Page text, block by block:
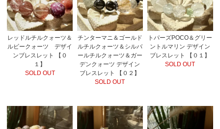
レッドルチルクォーツ＆
ルビークォーツ デザイ
ンブレスレット 【０
１】
SOLD OUT
チンターマニ＆ゴールド
ルチルクォーツ＆シルバ
ールチルクォーツ＆ガー
デンクォーツ デザイン
ブレスレット 【０２】
SOLD OUT
トパーズPOCO＆グリー
ントルマリン デザイン
ブレスレット 【０１】
SOLD OUT